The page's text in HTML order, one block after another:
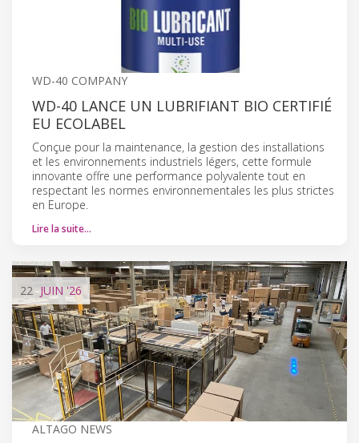
WD-40 COMPANY
WD-40 LANCE UN LUBRIFIANT BIO CERTIFIÉ
EU ECOLABEL
Conçue pour la maintenance, la gestion des installations
et les environnements industriels légers, cette formule
innovante offre une performance polyvalente tout en
respectant les normes environnementales les plus strictes
en Europe.
Lire la suite…
22 JUIN '26
ALTAGO NEWS